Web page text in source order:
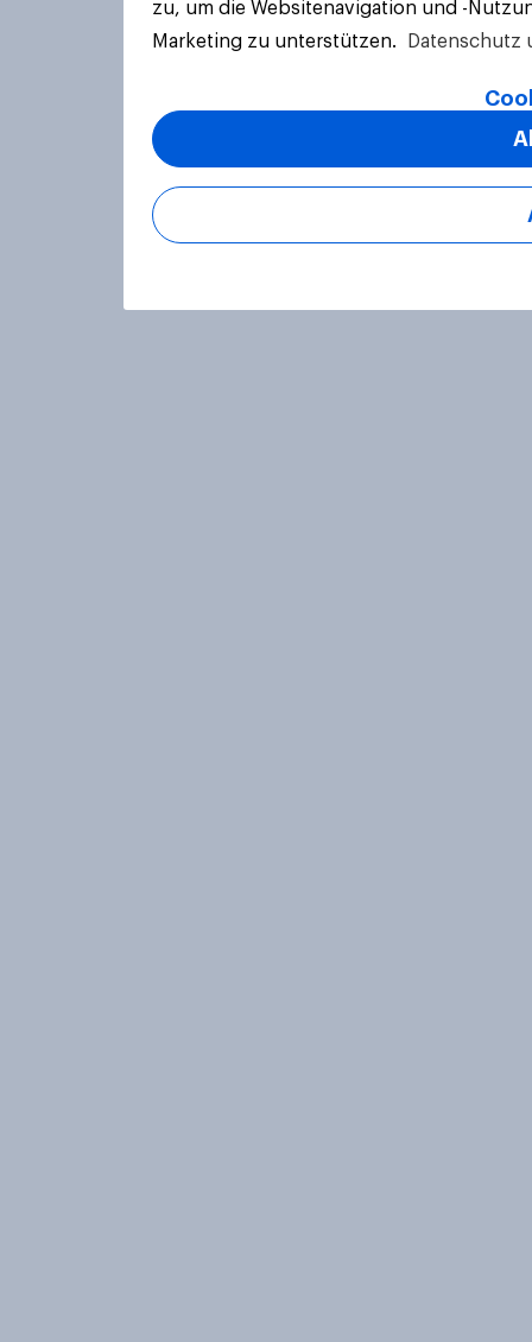
zu, um die Websitenavigation und -
Marketing zu unterstützen.
Datenschutz